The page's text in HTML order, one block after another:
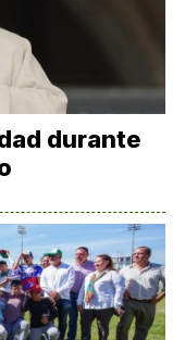
durante